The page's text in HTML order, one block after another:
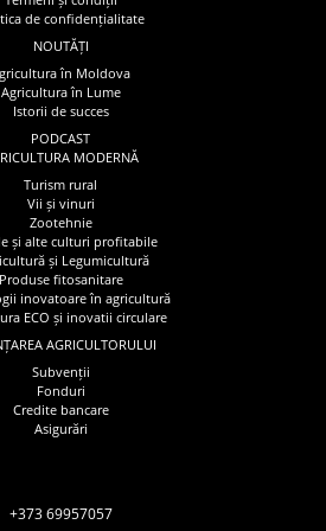
de confidențialitate
NOUTĂȚI
în Moldova
Agricultura în Lume
Istorii de succes
PODCAST
MODERNĂ
Turism rural
Vii și vinuri
Zootehnie
și alte culturi profitabile
și Legumicultură
Produse fitosanitare
inovatoare în agricultură
ECO și inovatii circulare
AGRICULTORULUI
Subvenții
Fonduri
Credite bancare
Asigurări
+373 69957057